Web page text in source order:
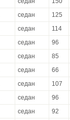
седан 125
седан 114
седан 96
седан 85
седан 66
седан 107
седан 96
седан 92